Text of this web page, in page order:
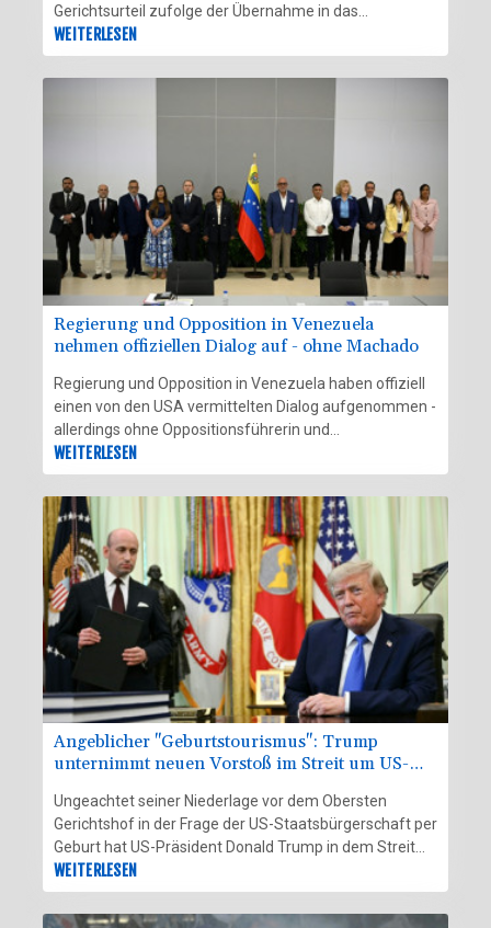
Gerichtsurteil zufolge der Übernahme in das
Beamtenverhältnis entgegenstehen. Das entschied das
Verwaltungsgericht Karlsruhe und wies damit die Klage
einer Mitarbeiterin der städtischen Ausländerbehörde
WEITERLESEN
Regierung und Opposition in Venezuela
nehmen offiziellen Dialog auf - ohne Machado
Regierung und Opposition in Venezuela haben offiziell
einen von den USA vermittelten Dialog aufgenommen -
allerdings ohne Oppositionsführerin und
Friedensnobelpreisträgerin María Corina Machado. Am
Ende der ersten Sitzung am Donnerstag (Ortszeit)
teilten beide Seiten in Onlinediensten mit, sie würden
eine "politische, friedliche, demokratische und
verfassungsgemäße Lösung" anstreben. Die
Delegation der Opposition wird von der lange im Exil
lebenden Ex-Abgeordneten Dinorah Figuera angeführt.
WEITERLESEN
Angeblicher "Geburtstourismus": Trump
unternimmt neuen Vorstoß im Streit um US-
Ungeachtet seiner Niederlage vor dem Obersten
Gerichtshof in der Frage der US-Staatsbürgerschaft per
Geburt hat US-Präsident Donald Trump in dem Streit
einen neuen Vorstoß unternommen. Er unterzeichnete
am Donnerstag (Ortszeit) ein Dekret, mit dem ein
angeblicher "Geburtstourismus" verhindert werden soll.
WEITERLESEN